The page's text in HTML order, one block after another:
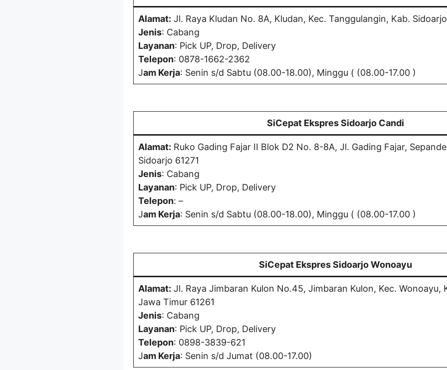
Alamat: Jl. Raya Kludan No. 8A, Kludan, Kec. Tanggulangin, Kab.
Jenis: Cabang
Layanan: Pick UP, Drop, Delivery
Telepon: 0878-1662-2362
Jam Kerja: Senin s/d Sabtu (08.00-18.00), Minggu ( (08.00-17.00 )
SiCepat Ekspres Sidoarjo Candi
Alamat: Ruko Gading Fajar II Blok D2 No. 8-8A, Jl. Gading Fajar,
Sidoarjo 61271
Jenis: Cabang
Layanan: Pick UP, Drop, Delivery
Telepon: –
Jam Kerja: Senin s/d Sabtu (08.00-18.00), Minggu ( (08.00-17.00 )
SiCepat Ekspres Sidoarjo Wonoayu
Alamat: Jl. Raya Jimbaran Kulon No.45, Jimbaran Kulon, Kec. Wonoayu,
Jawa Timur 61261
Jenis: Cabang
Layanan: Pick UP, Drop, Delivery
Telepon: 0898-3839-621
Jam Kerja: Senin s/d Jumat (08.00-17.00)